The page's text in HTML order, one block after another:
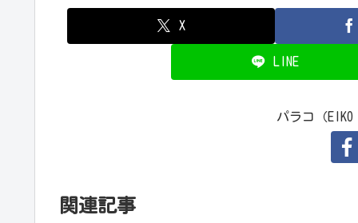
X
LINE
パラコ（
関連記事